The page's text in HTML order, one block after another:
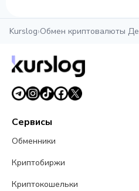
Kurslog›Обмен криптовалюты
Сервисы
Обменники
Криптобиржи
Криптокошельки